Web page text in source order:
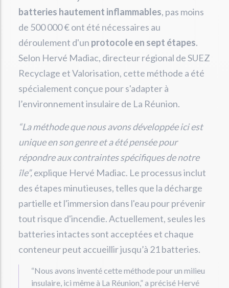
batteries hautement inflammables, pas moins
de 500 000 € ont été nécessaires au
déroulement d'un protocole en sept étapes.
Selon Hervé Madiac, directeur régional de SUEZ
Recyclage et Valorisation, cette méthode a été
spécialement conçue pour s'adapter à
l’environnement insulaire de La Réunion.
“La méthode que nous avons développée ici est
unique en son genre et a été pensée pour
répondre aux contraintes spécifiques de notre
île”,explique Hervé Madiac. Le processus inclut
des étapes minutieuses, telles que la décharge
partielle et l'immersion dans l'eau pour prévenir
tout risque d'incendie. Actuellement, seules les
batteries intactes sont acceptées et chaque
conteneur peut accueillir jusqu’à 21 batteries.
“Nous avons inventé cette méthode pour un milieu
insulaire, ici même à La Réunion,” a précisé Hervé